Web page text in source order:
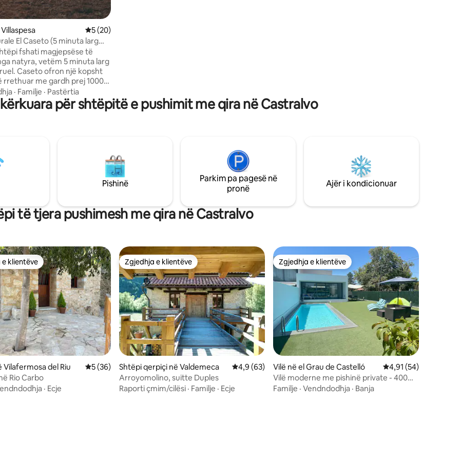
Vlerësimi mesatar 5 nga 5, 20 vlerësime
5 (20)
El Caseto (5 minuta larg
fshati magjepsëse të
natyra, vetëm 5 minuta larg
Caseto ofron një kopsht
rrethuar me gardh prej 1000
t 'u shkëputur, për të luajtur
ose për të ardhur me kafshën
Nga shtëpia mund të
me oxhak, kuzhinë të
banjë të kompletuar dhe një
pamje MBRESËLËNËSE!
· Familje · Pastërtia
për shtëpitë e pushimit me qira në Castralvo
Pishinë
Parkim pa pagesë në
pronë
Ajër i kondicionuar
të tjera pushimesh me qira në Castralvo
klientëve
klientëve
Vilafermosa del Riu Vlerësimi mesatar 5 nga 5, 36 vlerësime
5 (36)
Rio Carbo
· Ecje
Zgjedhja e klientëve
Zgjedhja e klientëve
Shtëpi qerpiçi në Valdemeca Vlerësimi mesatar 4,9 nga 5, 63 vlerësime
4,9 (63)
Arroyomolino, suitte Duples
Raporti çmim/cilësi · Familje · Ecje
Zgjedhja e klientëve
Zgjedhja e klientëve
Vilë në el Grau de Castelló Vlerësimi mesatar
4,91 (54)
Vilë moderne me pishinë private - 400m
deri në plazh
Familje · Vendndodhja · Banja